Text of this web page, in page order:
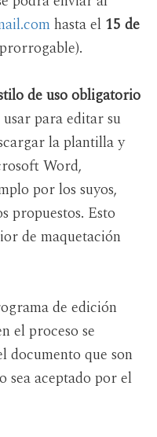
hasta el 15 de
de uso obligatorio
para editar su
la plantilla y
Word,
por los suyos,
propuestos. Esto
de maquetación
de edición
el proceso se
documento que son
sea aceptado por el